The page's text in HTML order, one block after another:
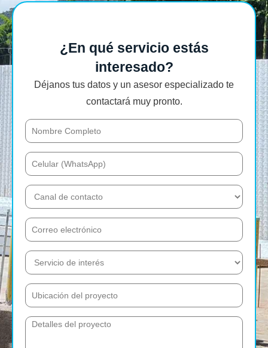
¿En qué servicio estás
interesado?
Déjanos tus datos y un asesor especializado te
contactará muy pronto.